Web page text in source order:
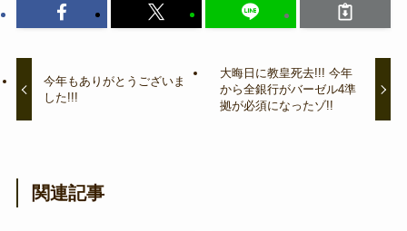
今年もありがとうございま
した!!!
大晦日に教皇死去!!! 今年
から全銀行がバーゼル4準
拠が必須になったゾ!!
関連記事